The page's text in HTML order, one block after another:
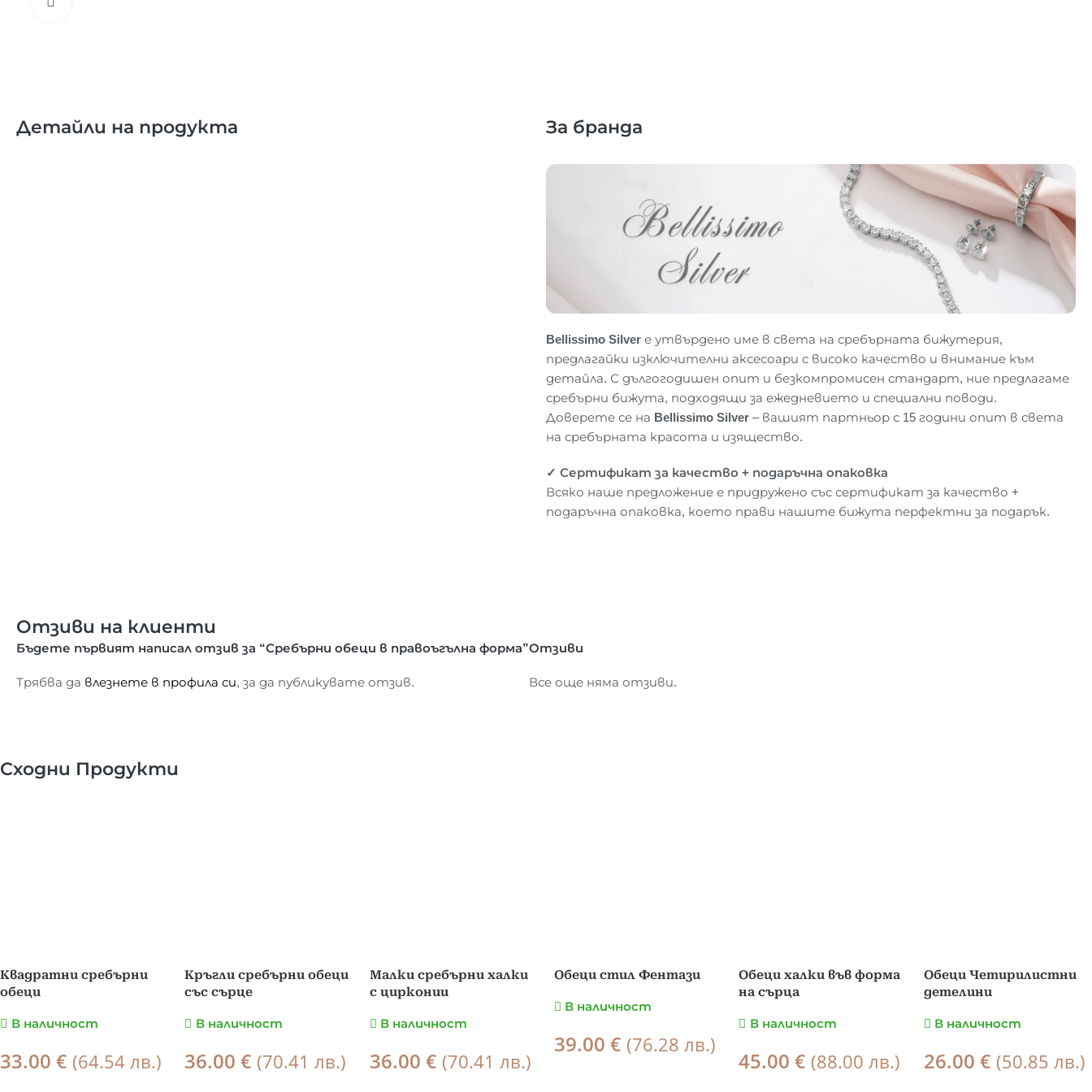
Детайли на продукта За бранда
Bellissimo Silver е утвърдено име в света на сребърната бижутерия,
предлагайки изключителни аксесоари с високо качество и внимание към
детайла. С дългогодишен опит и безкомпромисен стандарт, ние предлагаме
сребърни бижута, подходящи за ежедневието и специални поводи.
Доверете се на Bellissimo Silver – вашият партньор с 15 години опит в света
на сребърната красота и изящество.
✓ Сертификат за качество + подаръчна опаковка
Всяко наше предложение е придружено със сертификат за качество +
подаръчна опаковка, което прави нашите бижута перфектни за подарък.
Отзиви на клиенти
Отзиви
Все още няма отзиви.
Бъдете първият написал отзив за “Сребърни обеци в правоъгълна форма”
Трябва да влезнете в профила си, за да публикувате отзив.
Сходни Продукти
Квадратни сребърни
обеци
В наличност
33.00 € (64.54 лв.)
Кръгли сребърни обеци
със сърце
В наличност
36.00€ (70.41 лв.)
Малки сребърни халки
с цирконии
В наличност
36.00 € (70.41 лв.)
Обеци стил Фентази
В наличност
39.00 € (76.28 лв.)
Обеци халки във форма
на сърца
В наличност
45.00€ (88.00 лв.)
Обеци Четирилистни
детелини
В наличност
26.00 € (50.85 лв.)